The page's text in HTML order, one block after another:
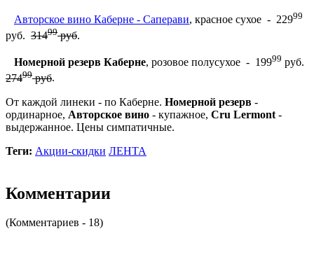
Авторское вино Каберне - Саперави, красное сухое - 22999
руб. 31499руб.
Номерной резерв Каберне, розовое полусухое - 19999 руб.
27499руб.
От каждой линеки - по Каберне. Номерной резерв -
ординарное, Авторское вино - купажное, Cru Lermont -
выдержанное. Цены симпатичные.
Теги: Акции-скидки ЛЕНТА
Комментарии
(Комментариев - 18)